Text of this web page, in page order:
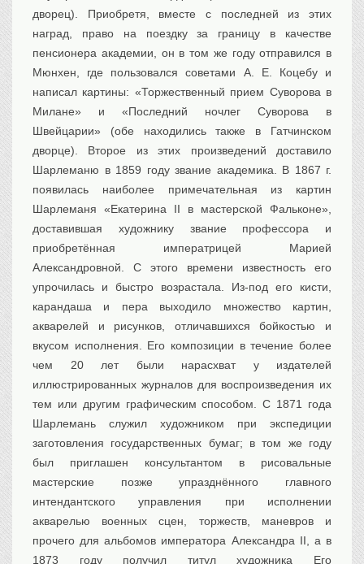
дворец). Приобретя, вместе с последней из этих
наград, право на поездку за границу в качестве
пенсионера академии, он в том же году отправился в
Мюнхен, где пользовался советами А. Е. Коцебу и
написал картины: «Торжественный прием Суворова в
Милане» и «Последний ночлег Суворова в
Швейцарии» (обе находились также в Гатчинском
дворце). Второе из этих произведений доставило
Шарлеманю в 1859 году звание академика. В 1867 г.
появилась наиболее примечательная из картин
Шарлеманя «Екатерина II в мастерской Фальконе»,
доставившая художнику звание профессора и
приобретённая императрицей Марией
Александровной. С этого времени известность его
упрочилась и быстро возрастала. Из-под его кисти,
карандаша и пера выходило множество картин,
акварелей и рисунков, отличавшихся бойкостью и
вкусом исполнения. Его композиции в течение более
чем 20 лет были нарасхват у издателей
иллюстрированных журналов для воспроизведения их
тем или другим графическим способом. С 1871 года
Шарлемань служил художником при экспедиции
заготовления государственных бумаг; в том же году
был приглашен консультантом в рисовальные
мастерские позже упразднённого главного
интендантского управления при исполнении
акварелью военных сцен, торжеств, маневров и
прочего для альбомов императора Александра II, а в
1873 году получил титул художника Его